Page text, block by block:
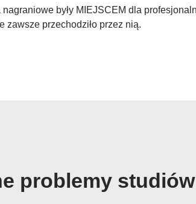
były MIEJSCEM dla
zawsze przechodziło przez nią.
problemy